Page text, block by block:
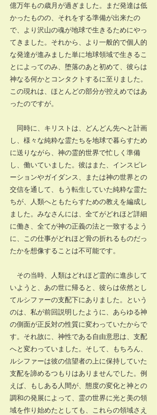
億万年もの歳月が過ぎました。まだ発達は低
かったものの、それをする準備が出来たの
で、より沢山の魂が地球で生きるためにやっ
てきました。それから、より一般的で個人的
な発達が進みました単に地球領域で生きるこ
とによってのみ、堕落のあと初めて、彼らは
神なる何かとコンタクトするに至りました。
この現れは、ほとんどの部分が控えめではあ
ったのですが。
同時に、キリストは、どんどん先へと計画
し、様々な純粋な霊たちを地球で暮らすため
に送りながら、神の霊的世界で忙しく準備
し、働いていました。彼はまた、インスピレ
ーションやガイダンス、または神の世界との
交信を通して、もう転生していた純粋な霊た
ちが、人類へともたらすための教えを編成し
ました。みなさんには、全てがどれほど詳細
に働き、全てが神の正義の法と一致するよう
に、この仕事がどれほど骨の折れるものだっ
たかを想像することは不可能です。
その当時、人類はどれほど霊的に進歩して
いようと、あの世に帰ると、彼らは依然とし
てルシファーの支配下にありました。という
のは、私が前回説明したように、あらゆる神
の側面が正反対の性質に変わっていたからで
す。それ故に、神性である自由意思は、支配
へと変わっていました。そして、もちろん、
ルシファーは彼の信望者の上に保持していた
支配を諦めるつもりはありませんでした。例
えば、もしある人間が、態度の変化と神との
調和の発展によって、霊の世界に光と美の領
域を作り始めたとしても、これらの領域さえ